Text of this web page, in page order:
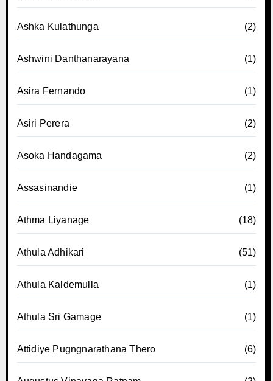
Ashka Kulathunga (2)
Ashwini Danthanarayana (1)
Asira Fernando (1)
Asiri Perera (2)
Asoka Handagama (2)
Assasinandie (1)
Athma Liyanage (18)
Athula Adhikari (51)
Athula Kaldemulla (1)
Athula Sri Gamage (1)
Attidiye Pugngnarathana Thero (6)